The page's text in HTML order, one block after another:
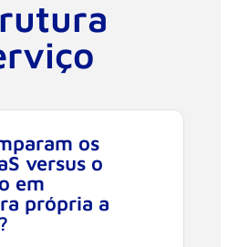
os
versus o
em
própria a